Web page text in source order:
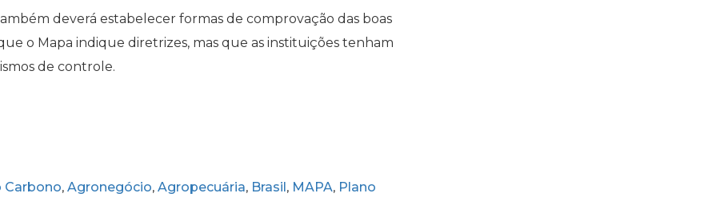
deverá estabelecer formas de comprovação das boas
o Mapa indique diretrizes, mas que as instituições tenham
de controle.
Carbono, Agronegócio, Agropecuária, Brasil, MAPA, Plano